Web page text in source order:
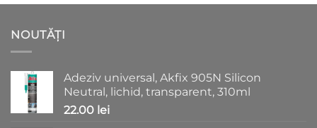
NOUTĂȚI
Adeziv universal, Akfix 905N Silicon
Neutral, lichid, transparent, 310ml
22.00 lei